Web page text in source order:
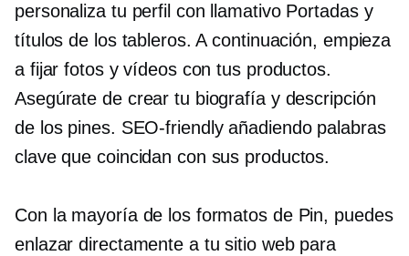
personaliza tu perfil con
llamativoPortadas y
títulos de los tableros. A continuación, empieza
a fijar fotos y vídeos con tus productos.
Asegúrate de crear tu biografía y descripción
de los pines. SEO-friendlyañadiendo palabras
clave que coincidan con sus productos.
Con la mayoría de los formatos de Pin, puedes
enlazar directamente a tu sitio web para